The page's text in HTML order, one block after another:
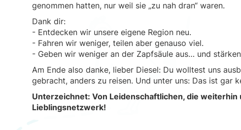
genommen hatten, nur weil sie „zu nah dran“ waren.
Dank dir:
- Entdecken wir unsere eigene Region neu.
- Fahren wir weniger, teilen aber genauso viel.
- Geben wir weniger an der Zapfsäule aus… und
Am Ende also danke, lieber Diesel: Du wolltest uns
gebracht, anders zu reisen. Und unter uns: Das ist gar
Unterzeichnet: Von Leidenschaftlichen, die
Lieblingsnetzwerk!